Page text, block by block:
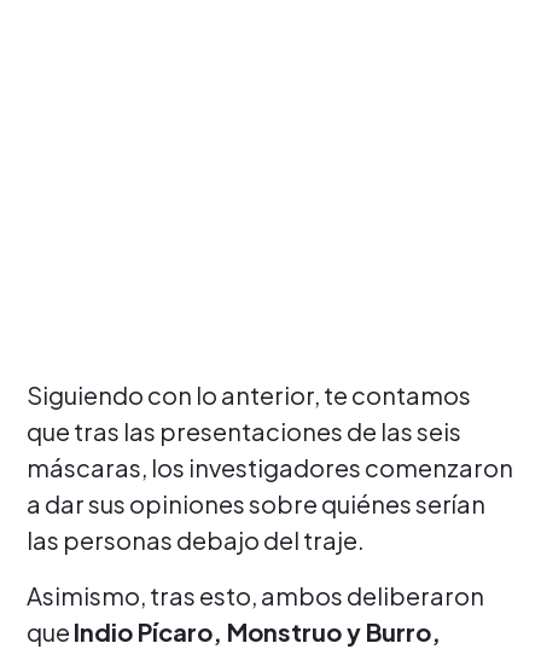
Siguiendo con lo anterior, te contamos
que tras las presentaciones de las seis
máscaras, los investigadores comenzaron
a dar sus opiniones sobre quiénes serían
las personas debajo del traje.
Asimismo, tras esto, ambos deliberaron
que Indio Pícaro, Monstruo y Burro,